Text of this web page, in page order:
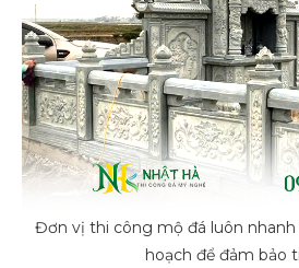
Đơn vị thi công mộ đá luôn
hoạch để đảm bảo